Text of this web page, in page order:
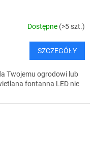
Dostępne (>5 szt.)
SZCZEGÓŁY
Twojemu ogrodowi lub
fontanna LED nie